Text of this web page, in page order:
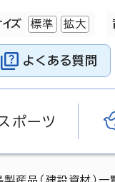
ズ 標準 拡大
よくある質問
ポーツ